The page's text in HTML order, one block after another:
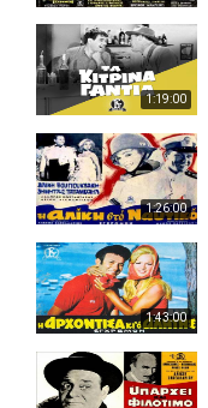
1:19:00
1:26:00
1:43:00